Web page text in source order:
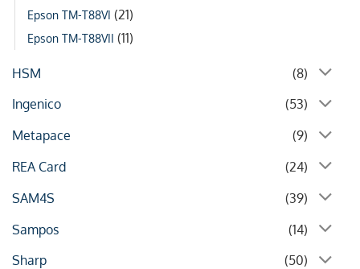
Epson TM-T88VI (21)
Epson TM-T88VII (11)
HSM
(8)
Ingenico
(53)
Metapace
(9)
REA Card
(24)
SAM4S
(39)
Sampos
(14)
Sharp
(50)